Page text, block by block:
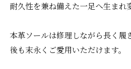
耐久性を兼ね備えた一足へ生まれ
本革ソールは修理しながら長く履
後も末永くご愛用いただけます。